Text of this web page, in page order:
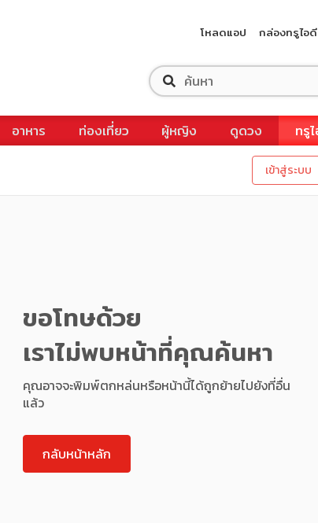
โหลดแอป กล่องทรูไอ
อาหาร ท่องเที่ยว ผู้หญิง ดูดวง ทรู
เข้าสู่ระบบ
ขอโทษด้วย
เราไม่พบหน้าที่คุณค้นหา
คุณอาจจะพิมพ์ตกหล่นหรือหน้านี้ได้ถูกย้ายไปยังที่อื่น
แล้ว
กลับหน้าหลัก